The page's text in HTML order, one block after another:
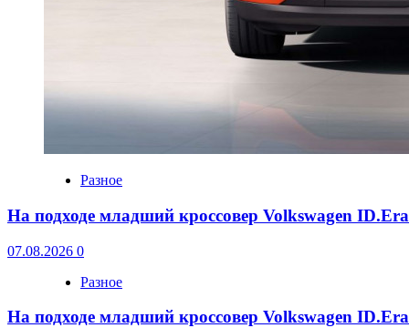
Разное
На подходе младший кроссовер Volkswagen
07.08.2026 0
Разное
На подходе младший кроссовер Volkswagen